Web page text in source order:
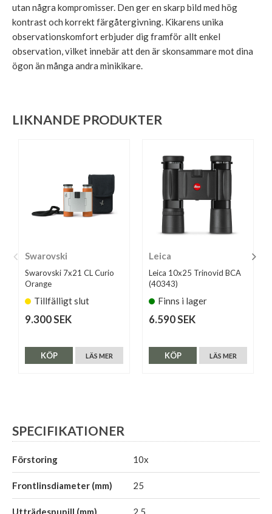
utan några kompromisser. Den ger en skarp bild med hög
kontrast och korrekt färgåtergivning. Kikarens unika
observationskomfort erbjuder dig framför allt enkel
observation, vilket innebär att den är skonsammare mot dina
ögon än många andra minikikare.
LIKNANDE PRODUKTER
Swarovski
Swarovski 7x21 CL Curio
Orange
Tillfälligt slut
9.300 SEK
LÄS MER
KÖP
Leica
Leica 10x25 Trinovid BCA
(40343)
Finns i lager
6.590 SEK
LÄS MER
KÖP
SPECIFIKATIONER
Förstoring 10x
Frontlinsdiameter (mm) 25
Utträdespupill (mm) 2,5